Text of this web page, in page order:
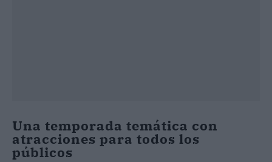
Una temporada temática con
atracciones para todos los
públicos